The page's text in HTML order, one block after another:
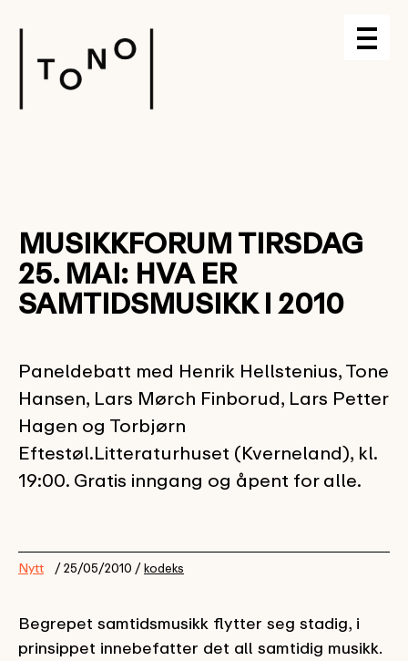
MUSIKKFORUM TIRSDAG
25. MAI: HVA ER
SAMTIDSMUSIKK I 2010
Paneldebatt med Henrik Hellstenius, Tone
Hansen, Lars Mørch Finborud, Lars Petter
Hagen og Torbjørn
Eftestøl.Litteraturhuset (Kverneland), kl.
19:00. Gratis inngang og åpent for alle.
Nytt / 25/05/2010 /kodeks
Begrepet samtidsmusikk flytter seg stadig, i
prinsippet innebefatter det all samtidig musikk.